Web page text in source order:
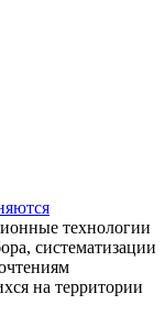
технологии
систематизации
на территории